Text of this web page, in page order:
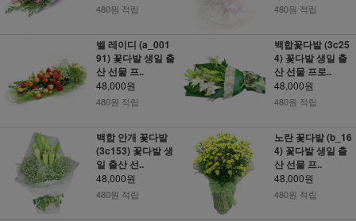
480원 적립 480원 적립
벨 레이디 (a_001
91) 꽃다발 생일 출
산 선물 프..
48,000원
480원 적립
백합꽃다발 (3c25
4) 꽃다발 생일 출
산 선물 프로..
48,000원
480원 적립
백합 안개 꽃다발
(3c153) 꽃다발 생
일 출산 선..
48,000원
480원 적립
노란 꽃다발 (b_16
4) 꽃다발 생일 출
산 선물 프..
48,000원
480원 적립